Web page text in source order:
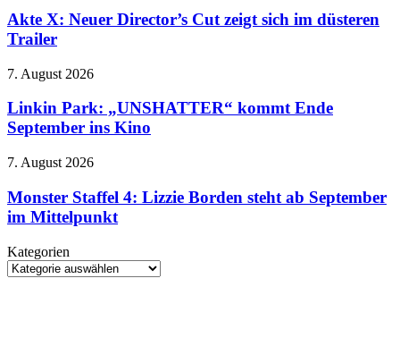
bezahlbarer
Neuer
Director’s
Cut
sich
düsteren
Trailer
Akte X: Neuer Director’s Cut zeigt sich im düsteren
Trailer
Linkin
„UNSHATTER“
kommt
Ende
ins
7. August 2026
Linkin Park: „UNSHATTER“ kommt Ende
September ins Kino
Monster
4:
Lizzie
Borden
ab
September
7. August 2026
Monster Staffel 4: Lizzie Borden steht ab September
im Mittelpunkt
Kategorien
Kategorien